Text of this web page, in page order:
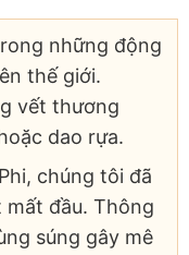
những động
thế giới.
vết thương
dao rựa.
chúng tôi đã
đầu. Thông
súng gây mê